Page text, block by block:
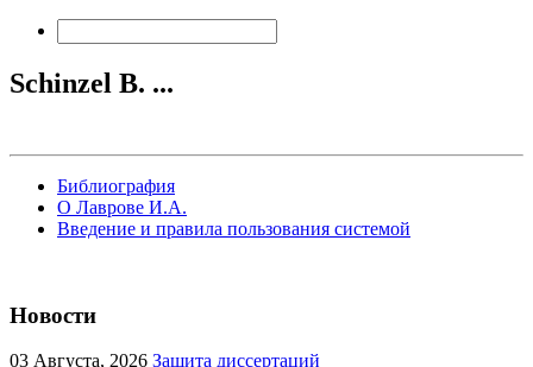
Schinzel B. ...
Библиография
О Лаврове И.А.
Введение и правила пользования системой
Новости
03 Августа, 2026 Защита диссертаций